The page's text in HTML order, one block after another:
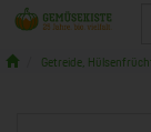
Getreide,